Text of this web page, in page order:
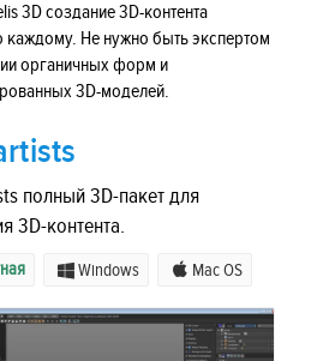
3D создание 3D-контента
каждому. Не нужно быть экспертом
органичных форм и
3D-моделей.
полный 3D-пакет для
3D-контента.
Windows Mac OS